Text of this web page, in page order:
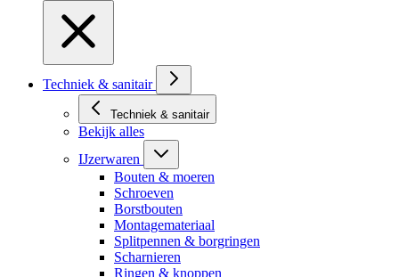
Techniek & sanitair
Techniek & sanitair
Bekijk alles
IJzerwaren
Bouten & moeren
Schroeven
Borstbouten
Montagemateriaal
Splitpennen & borgringen
Scharnieren
Ringen & knoppen